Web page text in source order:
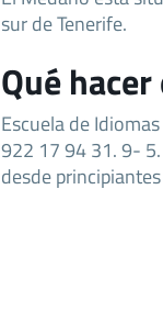
sur de Tenerife.
Qué
Escuela de
922 17 94 31. 9-
desde